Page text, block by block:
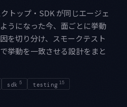
トップ・SDK が同じエージェ
うになった今、面ごとに挙動
を切り分け、スモークテスト
挙動を一致させる設計をまと
sdk 5 testing 15